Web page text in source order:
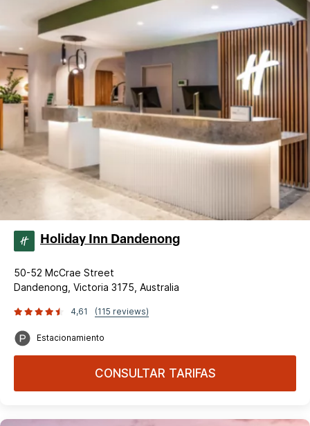
Holiday Inn Dandenong
50-52 McCrae Street
Dandenong, Victoria 3175, Australia
4,61 (115 reviews)
Estacionamiento
CONSULTAR TARIFAS